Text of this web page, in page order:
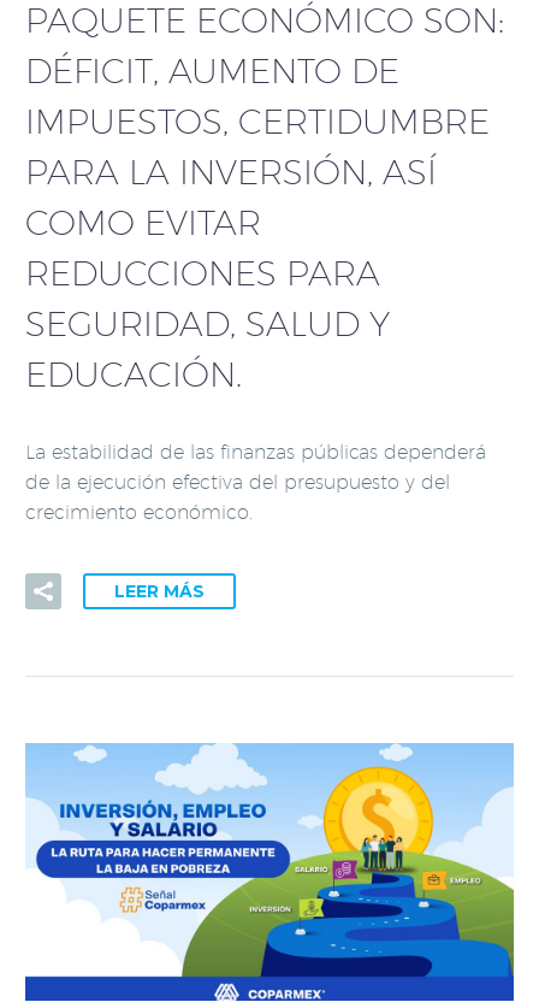
PAQUETE ECONÓMICO SON:
DÉFICIT, AUMENTO DE
IMPUESTOS, CERTIDUMBRE
PARA LA INVERSIÓN, ASÍ
COMO EVITAR
REDUCCIONES PARA
SEGURIDAD, SALUD Y
EDUCACIÓN.
La estabilidad de las finanzas públicas dependerá
de la ejecución efectiva del presupuesto y del
crecimiento económico.
LEER MÁS